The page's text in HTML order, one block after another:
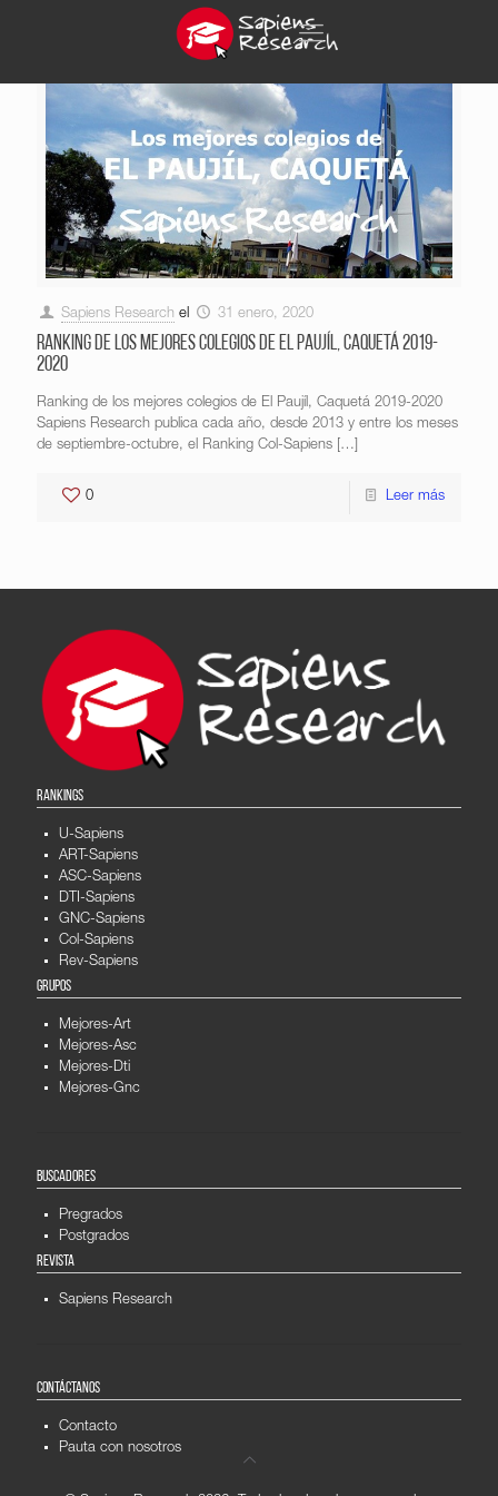
Sapiens Research el 31 enero, 2020
Ranking de los mejores colegios de El Paujíl, Caquetá 2019-
2020
Ranking de los mejores colegios de El Paujíl, Caquetá 2019-2020
Sapiens Research publica cada año, desde 2013 y entre los meses
de septiembre-octubre, el Ranking Col-Sapiens […]
0 Leer más
RANKINGS
U-Sapiens
ART-Sapiens
ASC-Sapiens
DTI-Sapiens
GNC-Sapiens
Col-Sapiens
Rev-Sapiens
GRUPOS
Mejores-Art
Mejores-Asc
Mejores-Dti
Mejores-Gnc
BUSCADORES
Pregrados
Postgrados
REVISTA
Sapiens Research
CONTÁCTANOS
Contacto
Pauta con nosotros